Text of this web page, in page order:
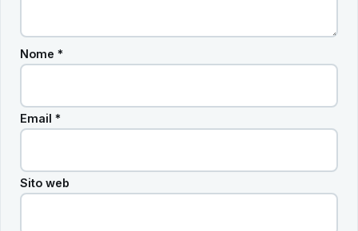
Nome *
Email *
Sito web